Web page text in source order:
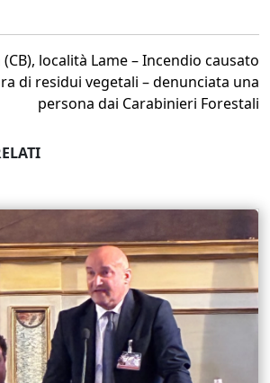
località Lame – Incendio causato
di residui vegetali – denunciata una
persona dai Carabinieri Forestali